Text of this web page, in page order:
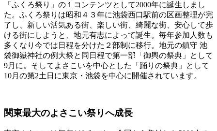
「ふくろ祭り」の１コンテンツとして2000年に誕生しまし
た。ふくろ祭りは昭和４３年に池袋西口駅前の区画整理が完
了し、新しい活気ある街、楽しい街、綺麗な街、安心して歩
ける街にしようと、地元有志によって誕生。毎年参加人数も
多くなり今では日程を分けた２部制に移行。地元の鎮守 池
袋御嶽神社の例大祭と同日程で第一部「御輿の祭典」として
9月に。そしてよさこいを中心とした「踊りの祭典」として
10月の第2土日に東京・池袋を中心に開催されています。
関東最大のよさこい祭りへ成長